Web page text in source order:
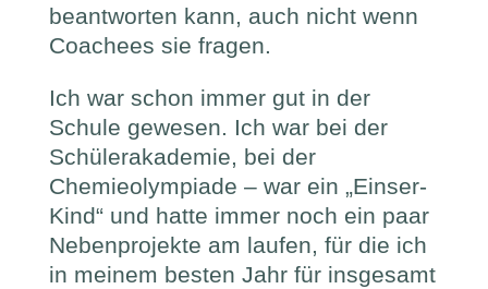
beantworten kann, auch nicht wenn
Coachees sie fragen.
Ich war schon immer gut in der
Schule gewesen. Ich war bei der
Schülerakademie, bei der
Chemieolympiade – war ein „Einser-
Kind“ und hatte immer noch ein paar
Nebenprojekte am laufen, für die ich
in meinem besten Jahr für insgesamt